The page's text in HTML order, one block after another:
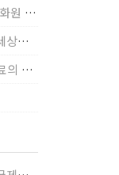
중앙도서관, 제4회 저자에게 듣는다 「출판문화원 저술강연 개최」(12/17)
글로벌사회공헌단, 2020 사회공헌아카데미: 세상을 바꾸는 가슴 따뜻한 나눔(12/23~24)
규장각한국학연구원, 학술회의 <조선시대 관료의 인사> (12/22)